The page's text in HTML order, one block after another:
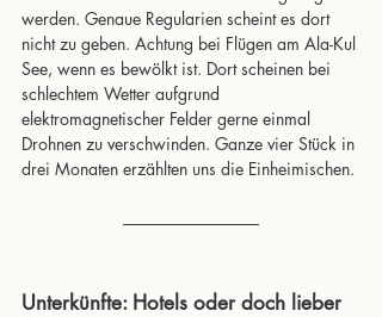
werden. Genaue Regularien scheint es dort
nicht zu geben. Achtung bei Flügen am Ala-Kul
See, wenn es bewölkt ist. Dort scheinen bei
schlechtem Wetter aufgrund
elektromagnetischer Felder gerne einmal
Drohnen zu verschwinden. Ganze vier Stück in
drei Monaten erzählten uns die Einheimischen.
Unterkünfte: Hotels oder doch lieber